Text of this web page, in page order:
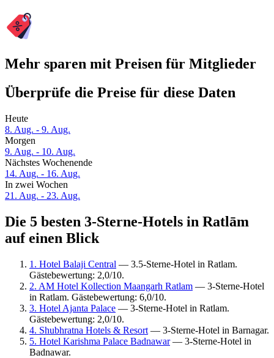
Mehr sparen mit Preisen für Mitglieder
Überprüfe die Preise für diese Daten
Heute
8. Aug. - 9. Aug.
Morgen
9. Aug. - 10. Aug.
Nächstes Wochenende
14. Aug. - 16. Aug.
In zwei Wochen
21. Aug. - 23. Aug.
Die 5 besten 3-Sterne-Hotels in Ratlām
auf einen Blick
1. Hotel Balaji Central — 3.5-Sterne-Hotel in Ratlam.
Gästebewertung: 2,0/10.
2. AM Hotel Kollection Maangarh Ratlam — 3-Sterne-Hotel
in Ratlam. Gästebewertung: 6,0/10.
3. Hotel Ajanta Palace — 3-Sterne-Hotel in Ratlam.
Gästebewertung: 2,0/10.
4. Shubhratna Hotels & Resort — 3-Sterne-Hotel in Barnagar.
5. Hotel Karishma Palace Badnawar— 3-Sterne-Hotel in
Badnawar.